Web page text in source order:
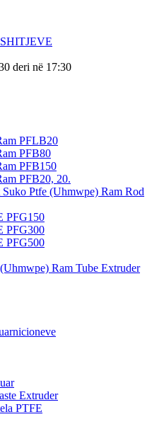
deri në 17:30
PFLB20
PFB80
PFB150
PFB20, 20.
Ptfe (Uhmwpe) Ram Rod
PFG150
PFG300
PFG500
Ram Tube Extruder
Extruder
PTFE